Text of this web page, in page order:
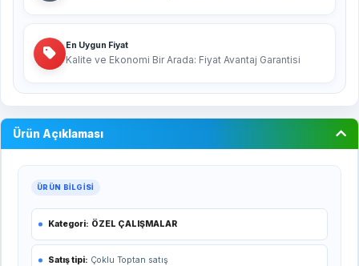
En Uygun Fiyat
Kalite ve Ekonomi Bir Arada: Fiyat Avantaj Garantisi
Ürün Açıklaması
ÜRÜN BILGISI
Kategori: ÖZEL ÇALIŞMALAR
Satış tipi: Çoklu Toptan satış